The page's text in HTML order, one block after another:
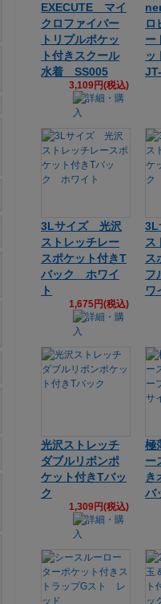
EXECUTE マイ
クロファイバー
トリプルポケッ
ト付きスクール
水着 SS005
3,109円(税込)
ロ
ー
ッ
3Lサイズ 光沢
ストレッチレー
スポケット付きT
バック ホワイ
ト
1,675円(税込)
ス
ス
フ
ワ
光沢ストレッチ
ダブルリボンポ
ケット付きTバッ
ク
1,309円(税込)
極
ー
き
バ